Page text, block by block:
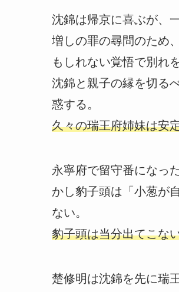
沈錦は帰京に喜ぶが、
増しの罪の尋問のため
もしれない覚悟で別れ
沈錦と親子の縁を切る
惑する。
久々の瑞王府姉妹は安
永寧府で留守番になっ
かし豹子頭は「小葱が
ない。
豹子頭は当分出てこな
楚修明は沈錦を先に瑞